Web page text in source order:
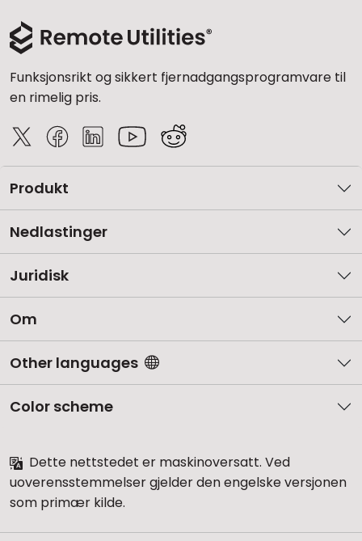
Funksjonsrikt og sikkert fjernadgangsprogramvare til
en rimelig pris.
Produkt
Nedlastinger
Juridisk
Om
Other languages
Color scheme
Dette nettstedet er maskinoversatt. Ved
uoverensstemmelser gjelder den engelske versjonen
som primær kilde.